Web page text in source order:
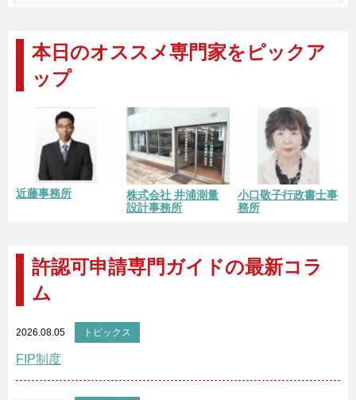
本日のオススメ専門家をピックア
ップ
近藤事務所
株式会社 井浦測量
設計事務所
小口敬子行政書士事
務所
許認可申請専門ガイドの最新コラ
ム
2026.08.05 トピックス
FIP制度